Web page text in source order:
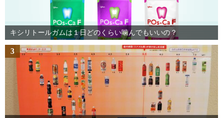
キシリトールガムは１日どのくらい噛んでもいいの？
3